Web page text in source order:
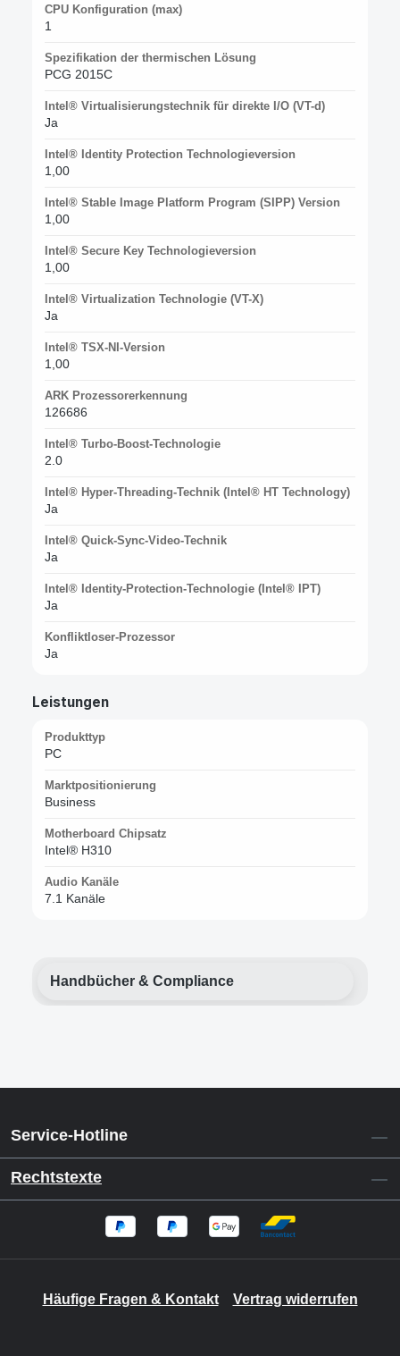
CPU Konfiguration (max)
1
Spezifikation der thermischen Lösung
PCG 2015C
Intel® Virtualisierungstechnik für direkte I/O (VT-d)
Ja
Intel® Identity Protection Technologieversion
1,00
Intel® Stable Image Platform Program (SIPP) Version
1,00
Intel® Secure Key Technologieversion
1,00
Intel® Virtualization Technologie (VT-X)
Ja
Intel® TSX-NI-Version
1,00
ARK Prozessorerkennung
126686
Intel® Turbo-Boost-Technologie
2.0
Intel® Hyper-Threading-Technik (Intel® HT Technology)
Ja
Intel® Quick-Sync-Video-Technik
Ja
Intel® Identity-Protection-Technologie (Intel® IPT)
Ja
Konfliktloser-Prozessor
Ja
Leistungen
Produkttyp
PC
Marktpositionierung
Business
Motherboard Chipsatz
Intel® H310
Audio Kanäle
7.1 Kanäle
Handbücher & Compliance
Service-Hotline
Rechtstexte
Häufige Fragen & Kontakt Vertrag widerrufen